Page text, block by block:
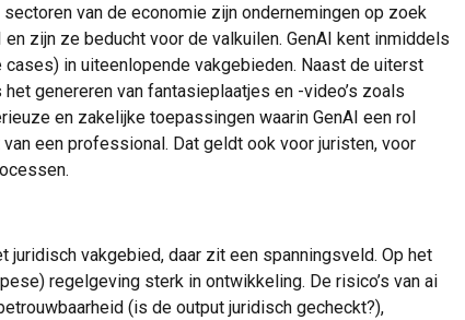
van de economie zijn ondernemingen op zoek
en zijn ze beducht voor de valkuilen. GenAI kent inmiddels
in uiteenlopende vakgebieden. Naast de uiterst
genereren van fantasieplaatjes en -video’s zoals
en zakelijke toepassingen waarin GenAI een rol
een professional. Dat geldt ook voor juristen, voor
juridisch vakgebied, daar zit een spanningsveld. Op het
regelgeving sterk in ontwikkeling. De risico’s van ai
(is de output juridisch gecheckt?),